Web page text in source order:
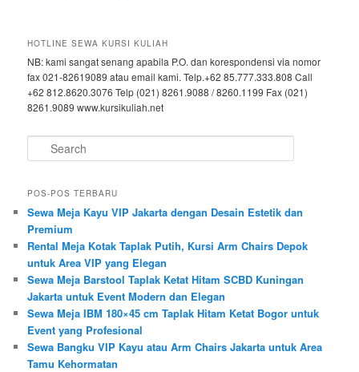
HOTLINE SEWA KURSI KULIAH
NB: kami sangat senang apabila P.O. dan korespondensi via nomor
fax 021-82619089 atau email kami. Telp.+62 85.777.333.808 Call
+62 812.8620.3076 Telp (021) 8261.9088 / 8260.1199 Fax (021)
8261.9089 www.kursikuliah.net
Search
POS-POS TERBARU
Sewa Meja Kayu VIP Jakarta dengan Desain Estetik dan
Premium
Rental Meja Kotak Taplak Putih, Kursi Arm Chairs Depok
untuk Area VIP yang Elegan
Sewa Meja Barstool Taplak Ketat Hitam SCBD Kuningan
Jakarta untuk Event Modern dan Elegan
Sewa Meja IBM 180×45 cm Taplak Hitam Ketat Bogor untuk
Event yang Profesional
Sewa Bangku VIP Kayu atau Arm Chairs Jakarta untuk Area
Tamu Kehormatan